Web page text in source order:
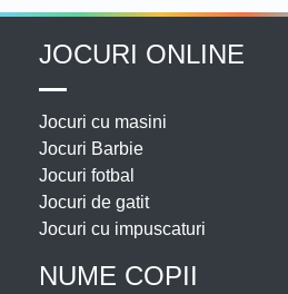
JOCURI ONLINE
Jocuri cu masini
Jocuri Barbie
Jocuri fotbal
Jocuri de gatit
Jocuri cu impuscaturi
NUME COPII